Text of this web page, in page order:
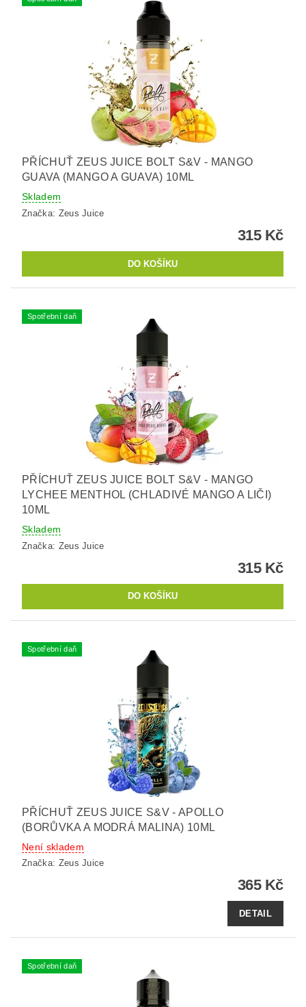
PŘÍCHUŤ ZEUS JUICE BOLT S&V - MANGO
GUAVA (MANGO A GUAVA) 10ML
Skladem
Značka: Zeus Juice
315 Kč
Spotřební daň
PŘÍCHUŤ ZEUS JUICE BOLT S&V - MANGO
LYCHEE MENTHOL (CHLADIVÉ MANGO A LIČI)
10ML
Skladem
Značka: Zeus Juice
315 Kč
Spotřební daň
PŘÍCHUŤ ZEUS JUICE S&V - APOLLO
(BORŮVKA A MODRÁ MALINA) 10ML
Není skladem
Značka: Zeus Juice
365 Kč
DETAIL
Spotřební daň